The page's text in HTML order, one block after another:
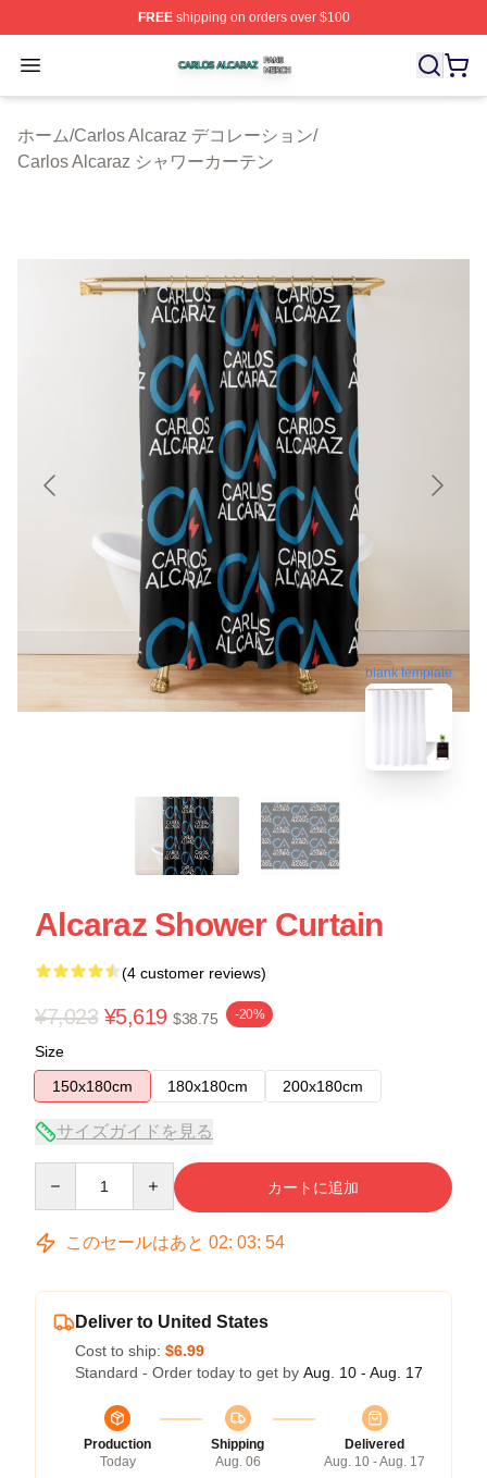
FREEshipping on orders over $100
Open menu
Carlos Alcaraz Shop ⚡️ Officially Licensed Carlos
ホーム/Carlos Alcaraz デコレーション/
Carlos Alcaraz シャワーカーテン
blank template
Alcaraz Shower Curtain
(4 customer reviews)
¥7,023 ¥5,619 $38.75 -20%
Size
150x180cm
180x180cm 200x180cm
サイズガイドを見る
カートに追加
このセールはあと 02: 03: 53
Deliver to United States
Cost to ship: $6.99
Standard - Order today to get by Aug. 10 - Aug. 17
Production
Today
Shipping
Aug. 06
Delivered
Aug. 10 - Aug. 17